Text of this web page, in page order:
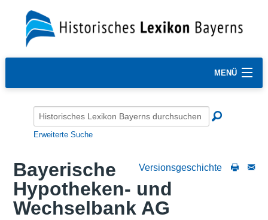
MENÜ
Erweiterte Suche
Versionsgeschichte
Bayerische
Hypotheken- und
Wechselbank AG